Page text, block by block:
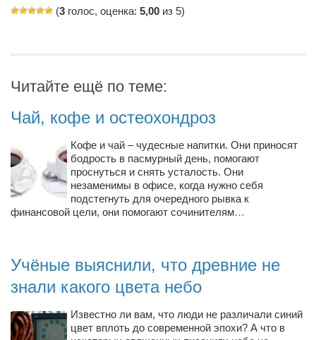
Ольга Чикина
Бизнес-партнёры
Здоровье
Врач психиатр–нарколог Анплеев А.Б.
Косметологическое отделение КП Сумская
городская клиническая больница №4
Кафе, клубы, рестораны
«Винегрет» — демократичный ресторан
«ЧАЙ — КАВА» магазин — кафе
(3 голос, оценка: 5,00 из 5)
Читайте ещё по теме:
Чай, кофе и остеохондроз
Кофе и чай – чудесные напитки. Они приносят
бодрость в пасмурный день, помогают
проснуться и снять усталость. Они
незаменимы в офисе, когда нужно себя
подстегнуть для очередного рывка к
финансовой цели, они помогают сочинителям…
Учёные выяснили, что древние не
знали какого цвета небо
Известно ли вам, что люди не различали синий
цвет вплоть до современной эпохи? А что в